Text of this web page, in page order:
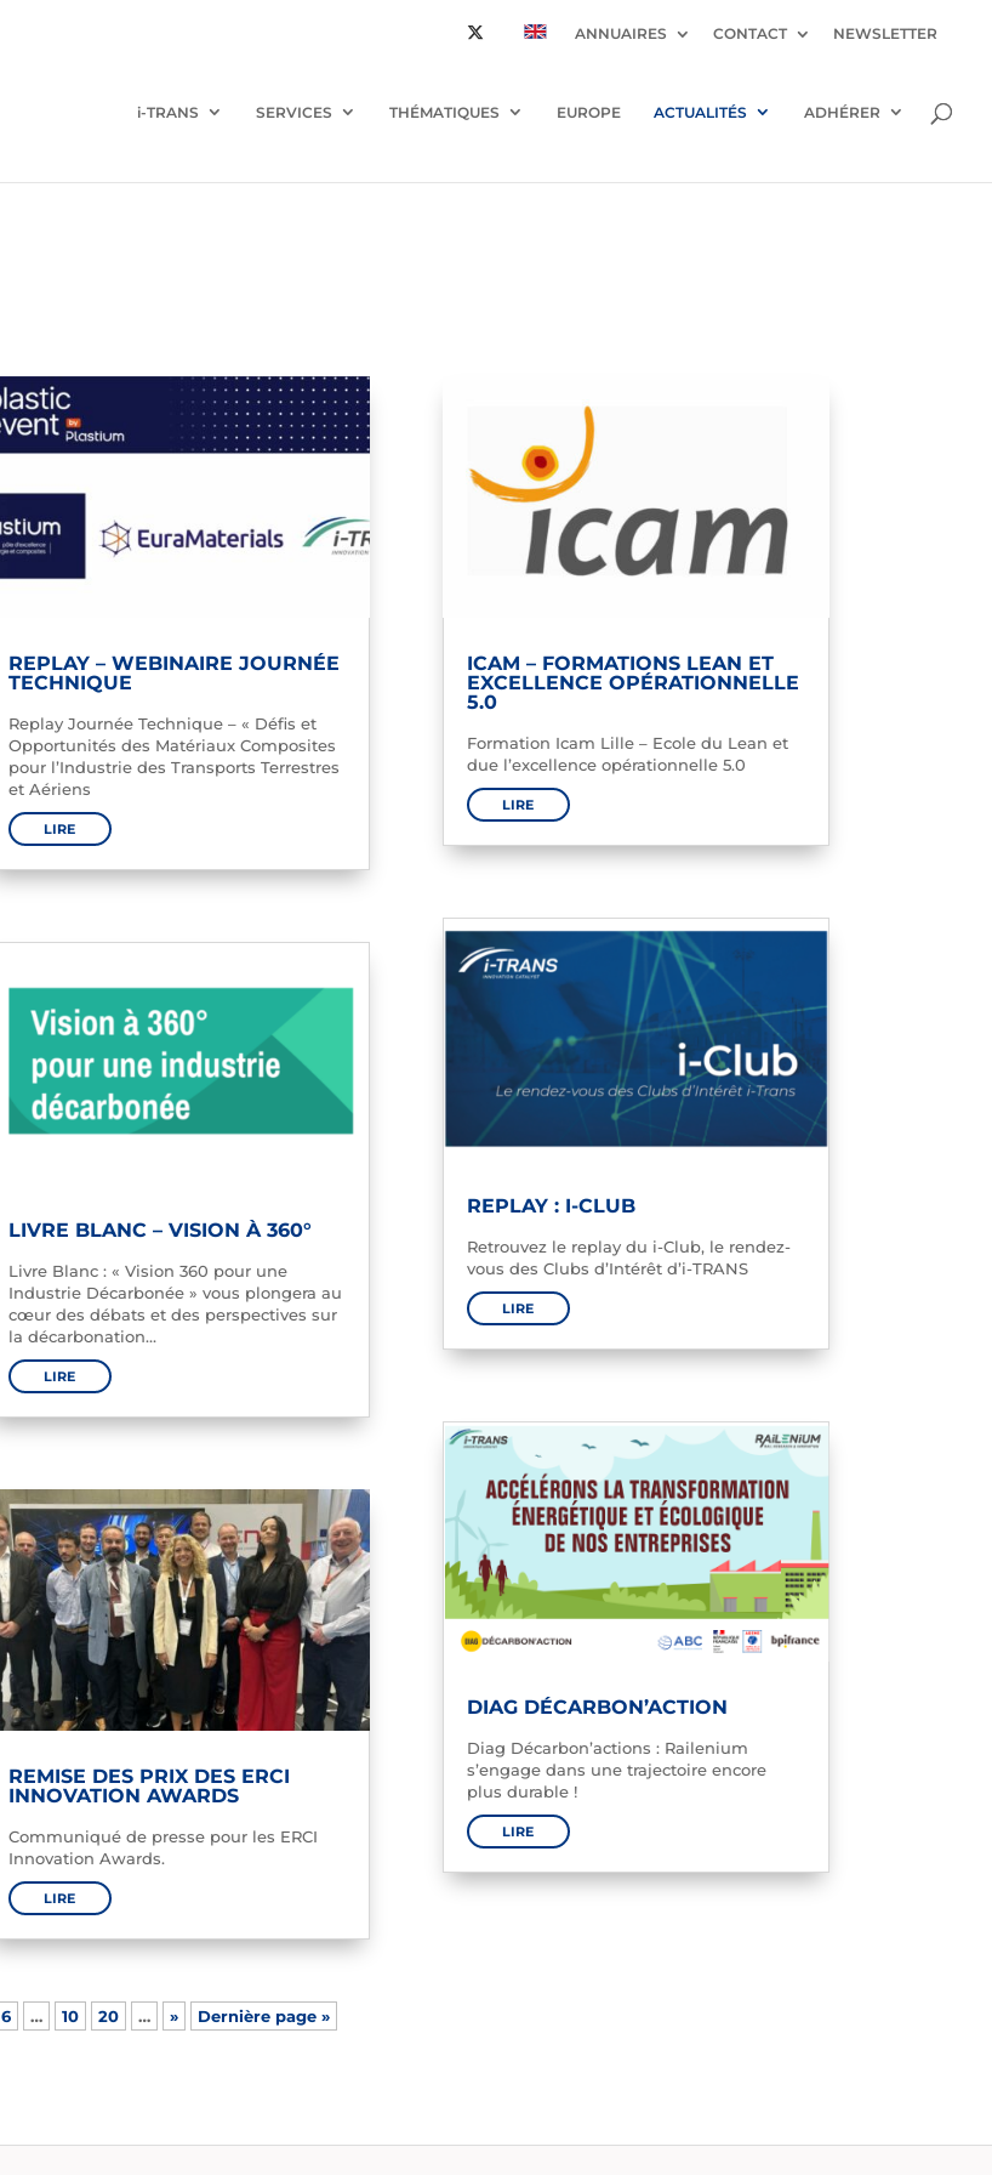
ANNUAIRES CONTACT NEWSLETTER
i-TRANS SERVICES THÉMATIQUES EUROPE ACTUALITÉS ADHÉRER
REPLAY – WEBINAIRE JOURNÉE
TECHNIQUE
Replay Journée Technique – « Défis et
Opportunités des Matériaux Composites
pour l’Industrie des Transports Terrestres
et Aériens
LIRE
LIVRE BLANC – VISION À 360°
Livre Blanc : « Vision 360 pour une
Industrie Décarbonée » vous plongera au
cœur des débats et des perspectives sur
la décarbonation…
LIRE
REMISE DES PRIX DES ERCI
INNOVATION AWARDS
Communiqué de presse pour les ERCI
Innovation Awards.
LIRE
ICAM – FORMATIONS LEAN ET
EXCELLENCE OPÉRATIONNELLE
5.0
Formation Icam Lille – Ecole du Lean et
due l’excellence opérationnelle 5.0
LIRE
REPLAY : I-CLUB
Retrouvez le replay du i-Club, le rendez-
vous des Clubs d’Intérêt d’i-TRANS
LIRE
DIAG DÉCARBON’ACTION
Diag Décarbon’actions : Railenium
s’engage dans une trajectoire encore
plus durable !
LIRE
6 … 10 20 … » Dernière page »